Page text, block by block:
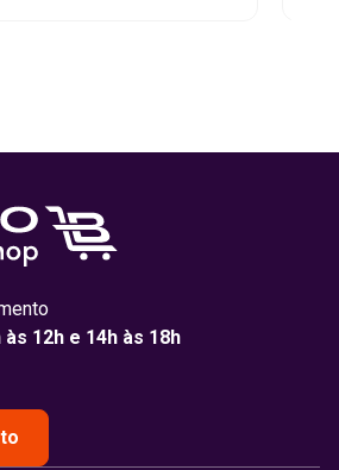
12h e 14h às 18h